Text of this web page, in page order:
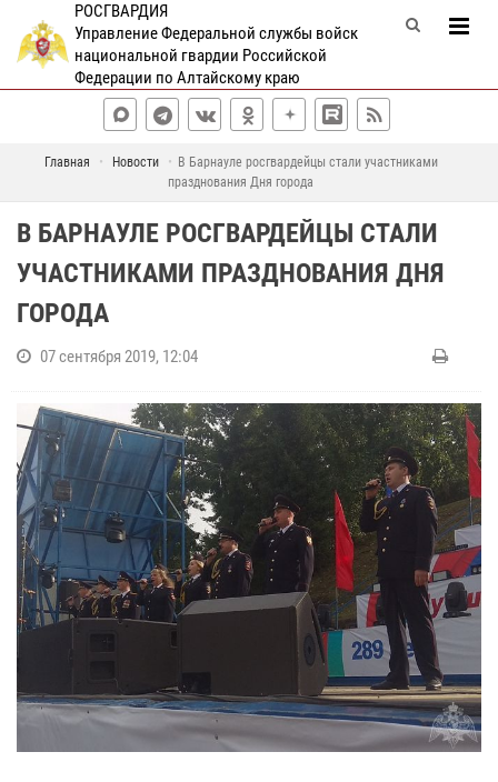
РОСГВАРДИЯ
Управление Федеральной службы войск
национальной гвардии Российской
Федерации по Алтайскому краю
Главная Новости
В Барнауле росгвардейцы стали участниками
празднования Дня города
В БАРНАУЛЕ РОСГВАРДЕЙЦЫ СТАЛИ
УЧАСТНИКАМИ ПРАЗДНОВАНИЯ ДНЯ
ГОРОДА
07 сентября 2019, 12:04